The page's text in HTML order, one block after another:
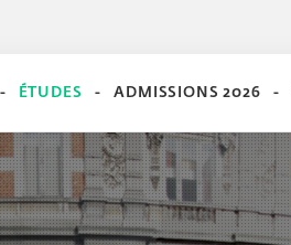
ÉTUDES ADMISSIONS 2026